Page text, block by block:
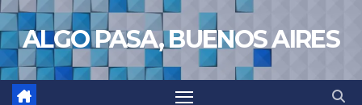
Saltar
al
contenido
ALGO PASA, BUENOS AIRES